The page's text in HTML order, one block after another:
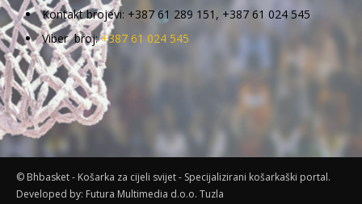
Kontakt brojevi: +387 61 289 151, +387 61 024 545
Viber broj:+387 61 024 545
© Bhbasket - Košarka za cijeli svijet - Specijalizirani košarkaški portal.
Developed by: Futura Multimedia d.o.o. Tuzla